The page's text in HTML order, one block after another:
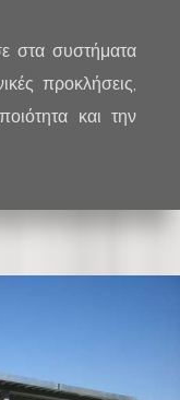
στα συστήματα
προκλήσεις,
και την